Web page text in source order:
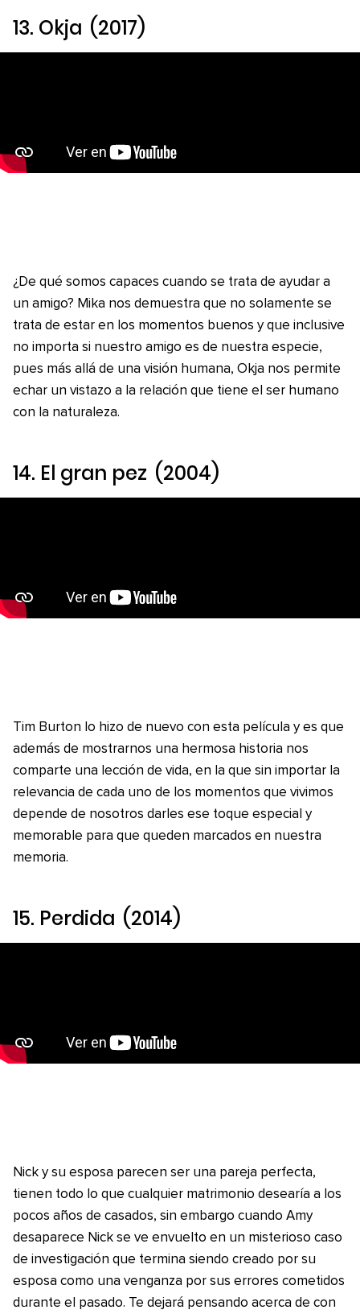
13. Okja (2017)
¿De qué somos capaces cuando se trata de ayudar a
un amigo? Mika nos demuestra que no solamente se
trata de estar en los momentos buenos y que inclusive
no importa si nuestro amigo es de nuestra especie,
pues más allá de una visión humana, Okja nos permite
echar un vistazo a la relación que tiene el ser humano
con la naturaleza.
14. El gran pez (2004)
Tim Burton lo hizo de nuevo con esta película y es que
además de mostrarnos una hermosa historia nos
comparte una lección de vida, en la que sin importar la
relevancia de cada uno de los momentos que vivimos
depende de nosotros darles ese toque especial y
memorable para que queden marcados en nuestra
memoria.
15. Perdida (2014)
Nick y su esposa parecen ser una pareja perfecta,
tienen todo lo que cualquier matrimonio desearía a los
pocos años de casados, sin embargo cuando Amy
desaparece Nick se ve envuelto en un misterioso caso
de investigación que termina siendo creado por su
esposa como una venganza por sus errores cometidos
durante el pasado. Te dejará pensando acerca de con